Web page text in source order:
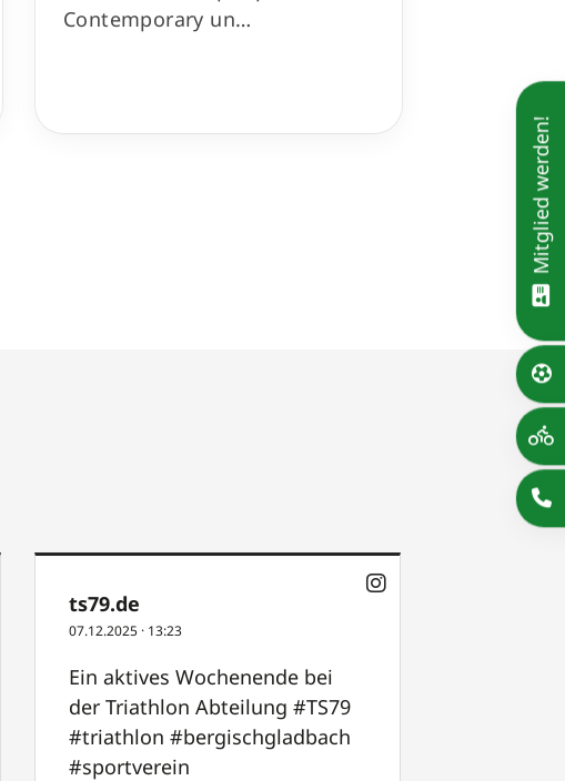
Contemporary un…
ts79.de
07.12.2025 · 13:23
Ein aktives Wochenende bei
der Triathlon Abteilung #TS79
#triathlon #bergischgladbach
#sportverein
Mitglied werden!